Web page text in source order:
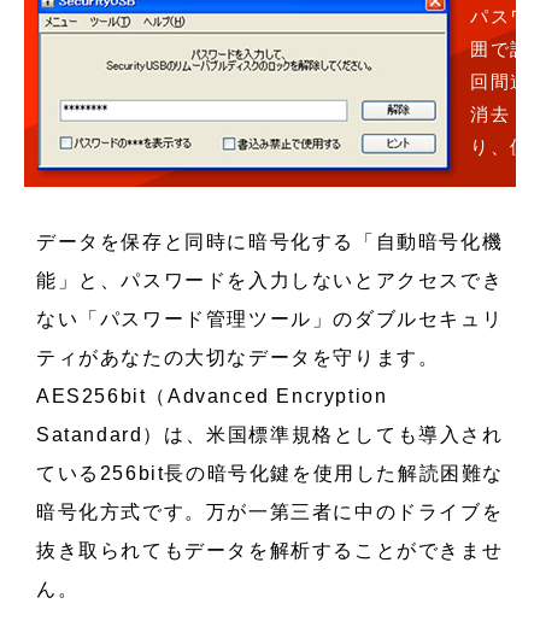
パスワ
囲で設
回間違
消去（
り、使
データを保存と同時に暗号化する「自動暗号化機
能」と、パスワードを入力しないとアクセスでき
ない「パスワード管理ツール」のダブルセキュリ
ティがあなたの大切なデータを守ります。
AES256bit（Advanced Encryption
Satandard）は、米国標準規格としても導入され
ている256bit長の暗号化鍵を使用した解読困難な
暗号化方式です。万が一第三者に中のドライブを
抜き取られてもデータを解析することができませ
ん。